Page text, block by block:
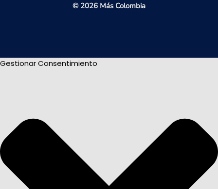
© 2026 Más Colombia
Gestionar Consentimiento